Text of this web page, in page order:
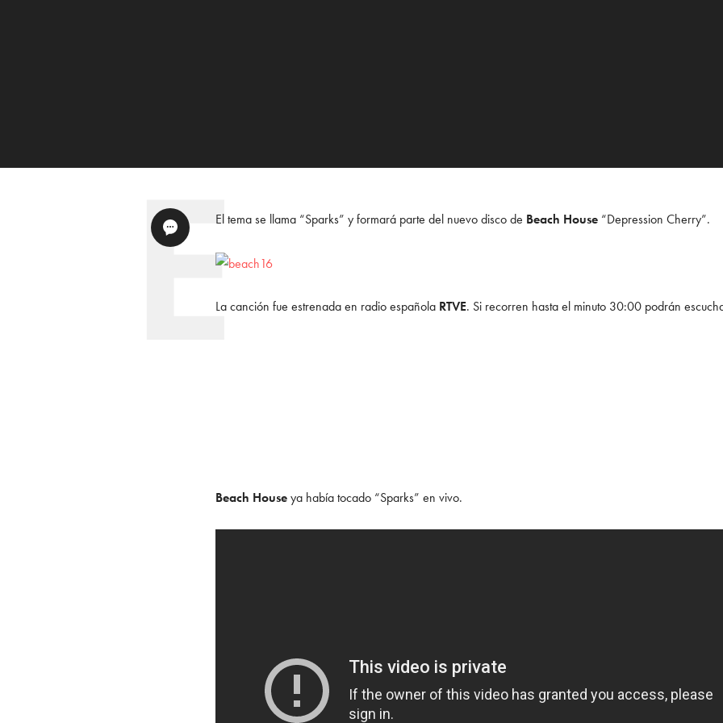
El tema se llama “Sparks” y formará parte del nuevo disco de Beach House “Depression Cherry”.
La canción fue estrenada en radio española RTVE. Si recorren hasta el minuto 30:00 podrán
Beach Houseya había tocado “Sparks” en vivo.